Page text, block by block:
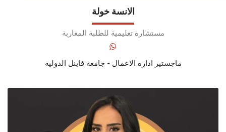
الانسة خولة
مستشارة تعليمية للطلبة المغاربة
ماجستير ادارة الاعمال - جامعة فاينل الدولية